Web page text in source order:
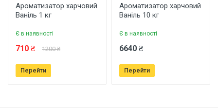
Рейтинг
Ваше ім'я
Ароматизатор харчовий
Ваніль 1 кг
Є в наявності
710 ₴ 1200 ₴
Перейти
Ароматизатор харчовий
Ваніль 10 кг
Є в наявності
6640 ₴
Перейти